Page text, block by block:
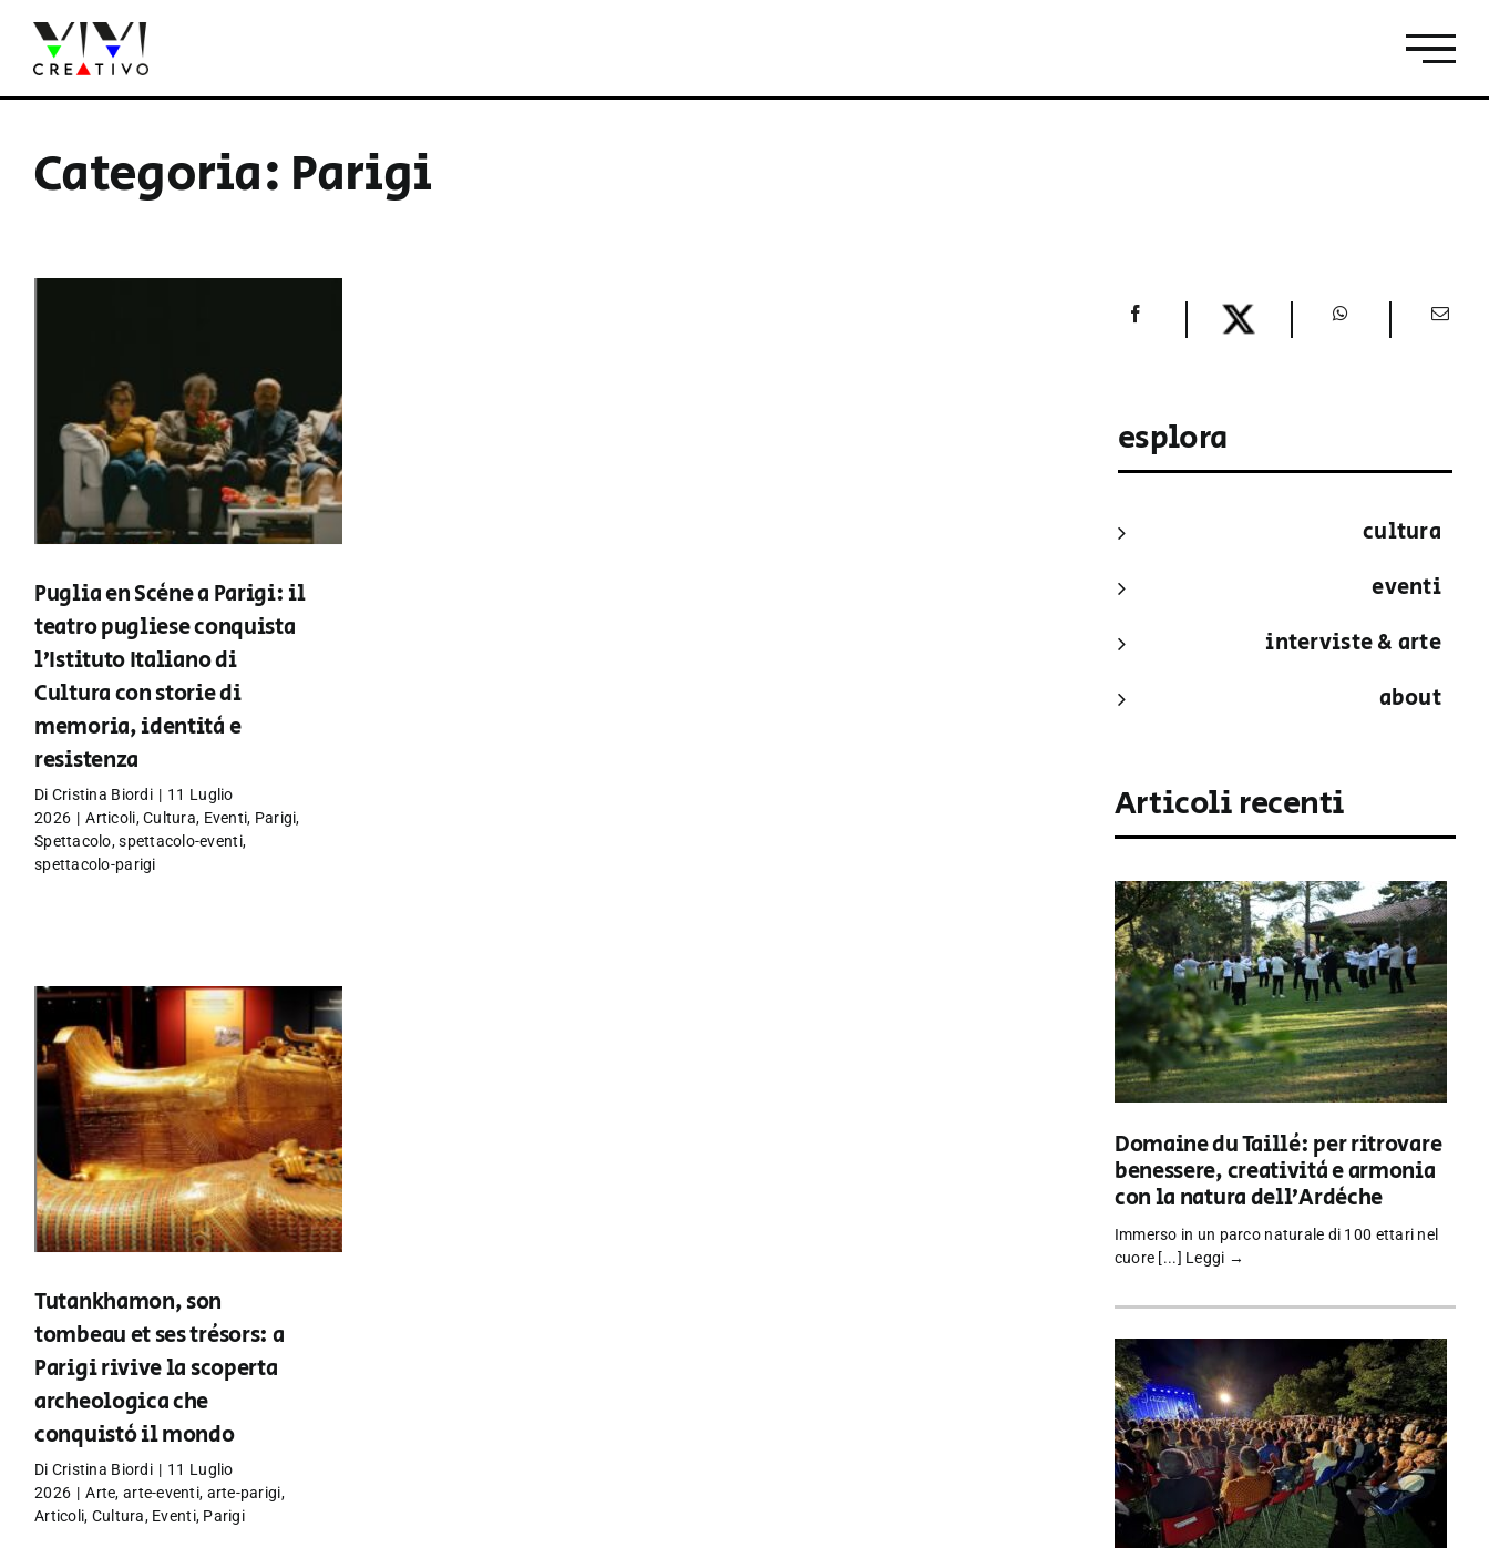
contenuto
Categoria: Parigi
Puglia en Scène a Parigi: il
teatro pugliese conquista
l’Istituto Italiano di
Cultura con storie di
memoria, identità e
resistenza
Di Cristina Biordi | 11 Luglio
2026 | Articoli,Cultura, Eventi, Parigi,
Spettacolo,spettacolo-eventi,
spettacolo-parigi
Tutankhamon, son
tombeau et ses trésors: a
Parigi rivive la scoperta
archeologica che
conquistò il mondo
Di Cristina Biordi | 11 Luglio
2026 | Arte,arte-eventi, arte-parigi,
Articoli, Cultura, Eventi, Parigi
esplora
cultura
eventi
interviste & arte
about
Articoli recenti
Domaine du Taillé: per ritrovare
benessere, creatività e armonia
con la natura dell’Ardèche
Immerso in un parco naturale di 100 ettari nel
cuore [...] Leggi →